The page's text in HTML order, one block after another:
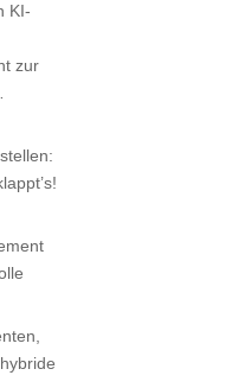
KI-
zur